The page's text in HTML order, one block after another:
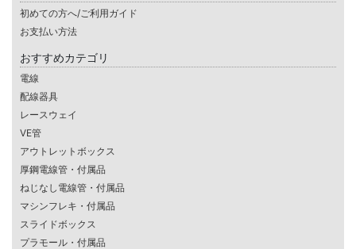
初めての方へ/ご利用ガイド
お支払い方法
おすすめカテゴリ
電線
配線器具
レースウェイ
VE管
アウトレットボックス
厚鋼電線管・付属品
ねじなし電線管・付属品
マシンフレキ・付属品
スライドボックス
プラモール・付属品